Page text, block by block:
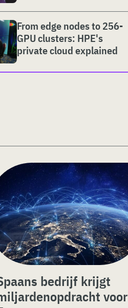
From edge nodes to 256-
GPU clusters: HPE's
private cloud explained
bedrijf krijgt
voor